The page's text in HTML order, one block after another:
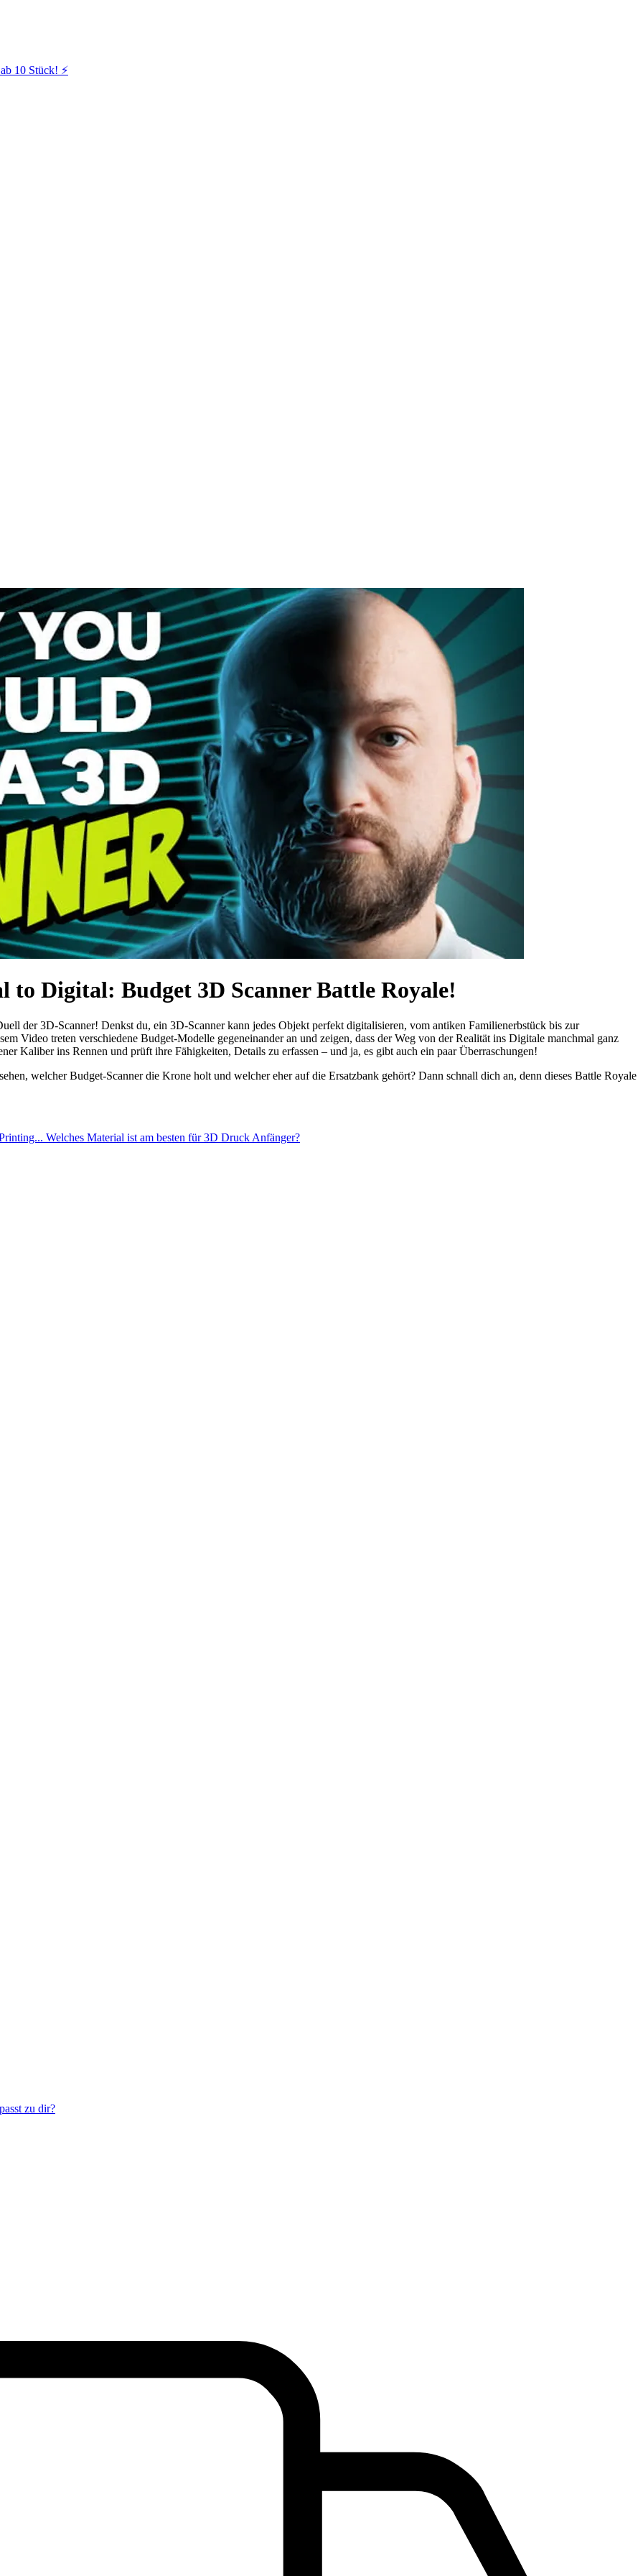
10 Stück! ⚡️
to Digital: Budget 3D Scanner Battle Royale!
der 3D-Scanner! Denkst du, ein 3D-Scanner kann jedes Objekt perfekt digitalisieren, vom antiken Familienerbstück bis zur
Video treten verschiedene Budget-Modelle gegeneinander an und zeigen, dass der Weg von der Realität ins Digitale manchmal ganz
Kaliber ins Rennen und prüft ihre Fähigkeiten, Details zu erfassen – und ja, es gibt auch ein paar Überraschungen!
welcher Budget-Scanner die Krone holt und welcher eher auf die Ersatzbank gehört? Dann schnall dich an, denn dieses Battle Royale
Welches Material ist am besten für 3D Druck Anfänger?
zu dir?